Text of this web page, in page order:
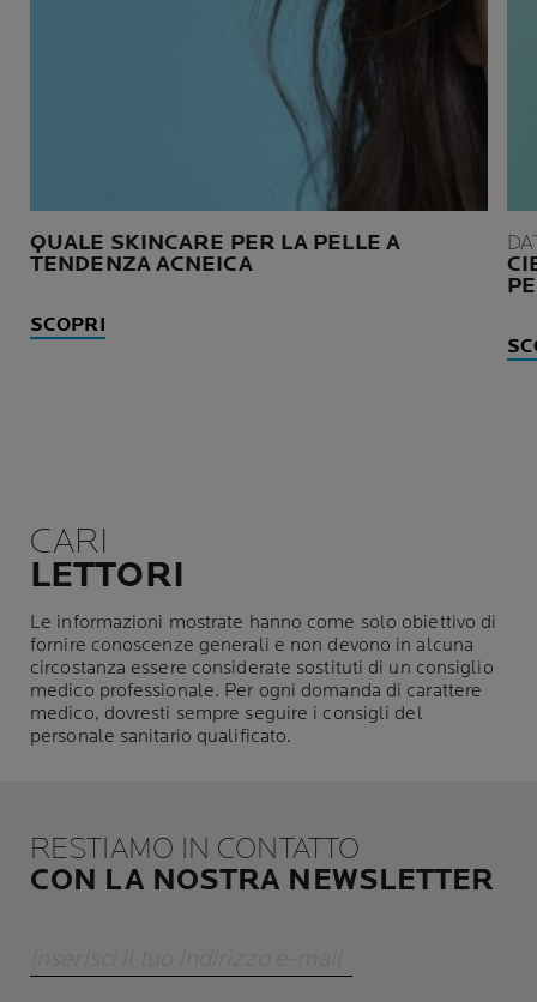
QUALE SKINCARE PER LA PELLE A
TENDENZA ACNEICA
SCOPRI
CARI
LETTORI
Le informazioni mostrate hanno come solo obiettivo di
fornire conoscenze generali e non devono in alcuna
circostanza essere considerate sostituti di un consiglio
medico professionale. Per ogni domanda di carattere
medico, dovresti sempre seguire i consigli del
personale sanitario qualificato.
RESTIAMO IN CONTATTO
CON LA NOSTRA NEWSLETTER